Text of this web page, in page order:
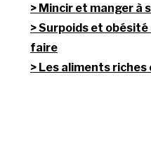
Mincir et manger à
Surpoids et obésité
faire
Les aliments riches